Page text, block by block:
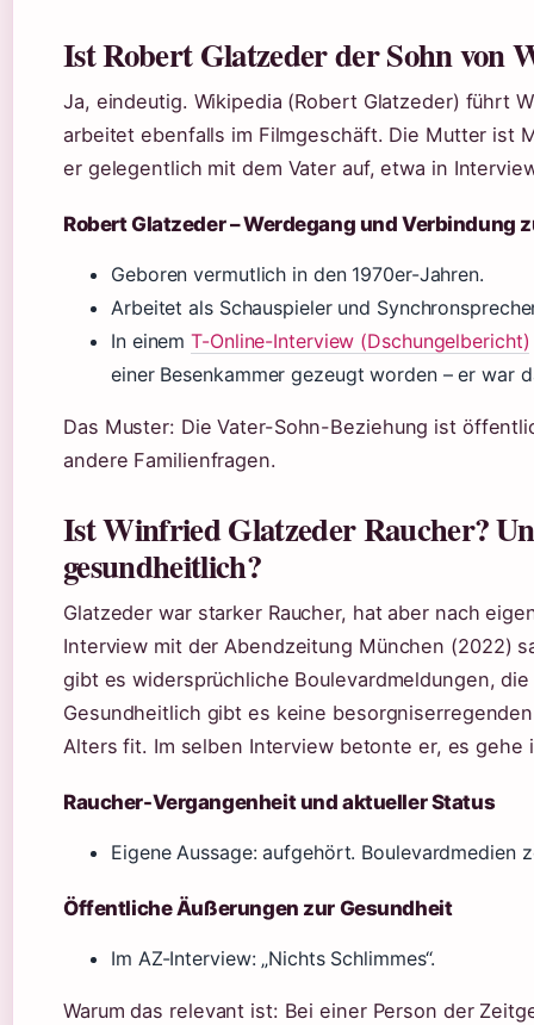
Ist Robert Glatzeder der Sohn von
Ja, eindeutig. Wikipedia (Robert Glatzeder) führt
arbeitet ebenfalls im Filmgeschäft. Die Mutter ist
er gelegentlich mit dem Vater auf, etwa in
Robert Glatzeder – Werdegang und Verbindung
Geboren vermutlich in den 1970er-Jahren.
Arbeitet als Schauspieler und
In einemT-Online-Interview (Dschungelbericht)
einer Besenkammer gezeugt worden – er war
Das Muster: Die Vater-Sohn-Beziehung ist
andere Familienfragen.
Ist Winfried Glatzeder Raucher?
gesundheitlich?
Glatzeder war starker Raucher, hat aber nach
Interview mit der Abendzeitung München (2022)
gibt es widersprüchliche Boulevardmeldungen,
Gesundheitlich gibt es keine
Alters fit. Im selben Interview betonte er, es gehe
Raucher-Vergangenheit und aktueller Status
Eigene Aussage: aufgehört. Boulevardmedien
Öffentliche Äußerungen zur Gesundheit
Im AZ-Interview: „Nichts Schlimmes“.
Warum das relevant ist: Bei einer Person der